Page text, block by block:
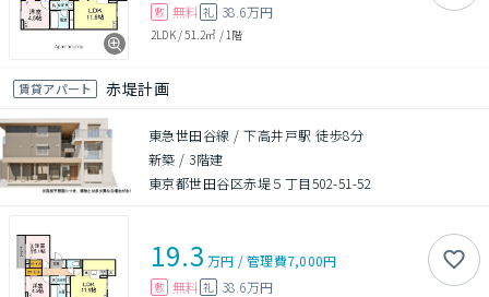
敷 無料 礼 38.6万円
2LDK/51.2㎡ / 1階
賃貸アパート 赤堤計画
東急世田谷線 / 下高井戸駅 徒歩8分
新築 / 3階建
東京都世田谷区赤堤５丁目502-51-52
19.3 万円 /管理費7,000円
敷 無料 礼 38.6万円